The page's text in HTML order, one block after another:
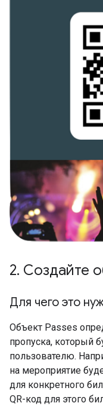
2. Создайте
Для чего это
Объект Passes
пропуска, который
пользователю.
на мероприятие
для конкретного
QR-код для этого